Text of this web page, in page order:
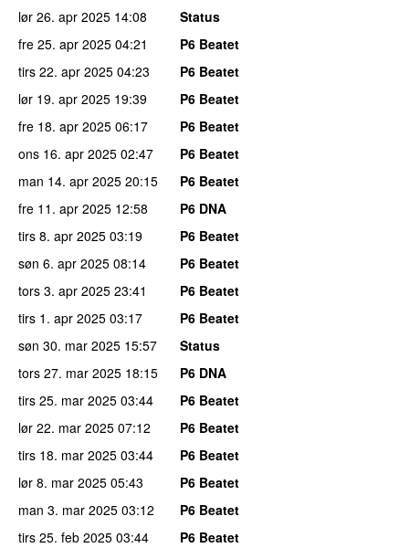
lør 26. apr 2025 14:08
Status
fre 25. apr 2025 04:21
P6 Beatet
tirs 22. apr 2025 04:23
P6 Beatet
lør 19. apr 2025 19:39
P6 Beatet
fre 18. apr 2025 06:17
P6 Beatet
ons 16. apr 2025 02:47
P6 Beatet
man 14. apr 2025 20:15
P6 Beatet
fre 11. apr 2025 12:58
P6 DNA
tirs 8. apr 2025 03:19
P6 Beatet
søn 6. apr 2025 08:14
P6 Beatet
tors 3. apr 2025 23:41
P6 Beatet
tirs 1. apr 2025 03:17
P6 Beatet
søn 30. mar 2025 15:57
Status
tors 27. mar 2025 18:15
P6 DNA
tirs 25. mar 2025 03:44
P6 Beatet
lør 22. mar 2025 07:12
P6 Beatet
tirs 18. mar 2025 03:44
P6 Beatet
lør 8. mar 2025 05:43
P6 Beatet
man 3. mar 2025 03:12
P6 Beatet
tirs 25. feb 2025 03:44
P6 Beatet